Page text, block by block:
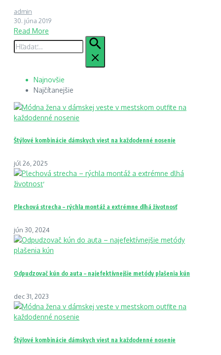
admin
30. júna 2019
Read More
Hľadať:
Najnovšie
Najčítanejšie
Štýlové kombinácie dámskych viest na každodenné nosenie
júl 26, 2025
Plechová strecha – rýchla montáž a extrémne dlhá životnosť
jún 30, 2024
Odpudzovač kún do auta – najefektívnejšie metódy plašenia kún
dec 31, 2023
Štýlové kombinácie dámskych viest na každodenné nosenie